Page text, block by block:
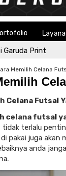
Print
Memilih Celana
Celana Futsal
celana futsal
terlalu
pakai juga akan
anda